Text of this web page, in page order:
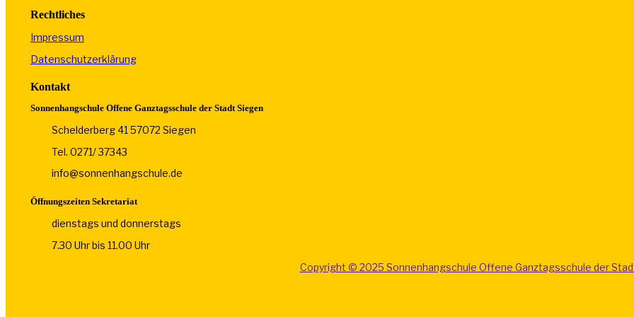
Rechtliches
Impressum
Datenschutzerklärung
Kontakt
Sonnenhangschule Offene Ganztagsschule der Stadt Siegen
Schelderberg 41 57072 Siegen
Tel. 0271/ 37343
info@sonnenhangschule.de
Öffnungszeiten Sekretariat
dienstags und donnerstags
7.30 Uhr bis 11.00 Uhr
Copyright © 2025 Sonnenhangschule Offene Ganztagsschule der